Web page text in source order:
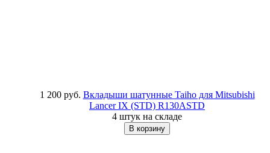
1 200 руб. Вкладыши шатунные Taiho для Mitsubishi
Lancer IX (STD) R130ASTD
4 штук на складе